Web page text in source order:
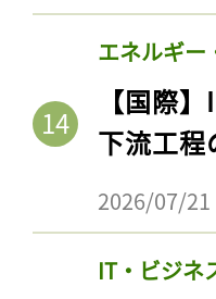
エネルギー
【国際
下流工
2026/07/21
IT・ビジネ